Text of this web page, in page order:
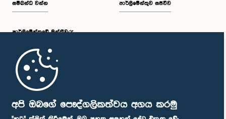
අපි ඔබගේ පෞද්ගලිකත්වය අගය කරමු
සම්බන්ධ වන්න
පාර්ලි‌මේන්තුවේ මන්ත්‍රීවරු
මුල් පිටුව
පාර්ලිමේන්තුව සජීවීව
පාර්ලිමේන්තු ජංගම යෙදුම